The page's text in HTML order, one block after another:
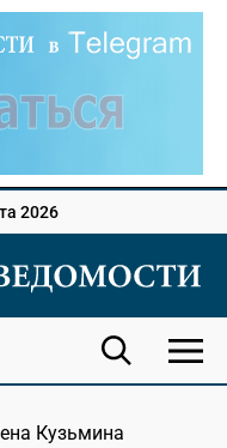
2026
Кузьмина